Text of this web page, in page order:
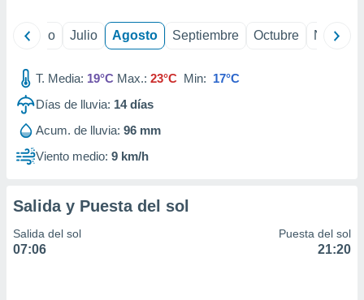
Junio Julio Agosto Septiembre Octubre
T. Media: 19°C Max.: 23°C Min: 17°C
Días de lluvia: 14días
Acum. de lluvia: 96 mm
Viento medio: 9 km/h
Salida y Puesta del sol
Salida del sol
07:06
Puesta del sol
21:20